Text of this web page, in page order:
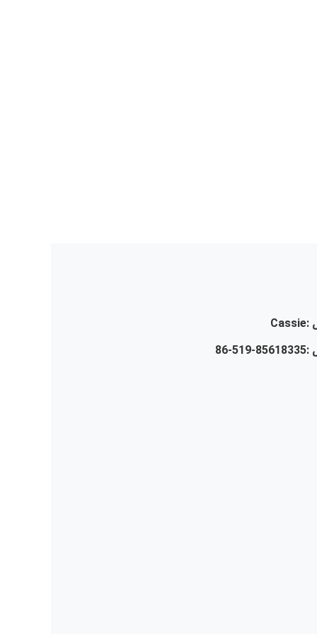
:
Cassie
:
86-519-85618335